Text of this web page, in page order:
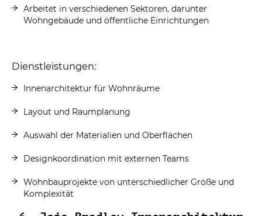
Arbeitet in verschiedenen Sektoren, darunter
Wohngebäude und öffentliche Einrichtungen
Dienstleistungen:
Innenarchitektur für Wohnräume
Layout und Raumplanung
Auswahl der Materialien und Oberflächen
Designkoordination mit externen Teams
Wohnbauprojekte von unterschiedlicher Größe und
Komplexität